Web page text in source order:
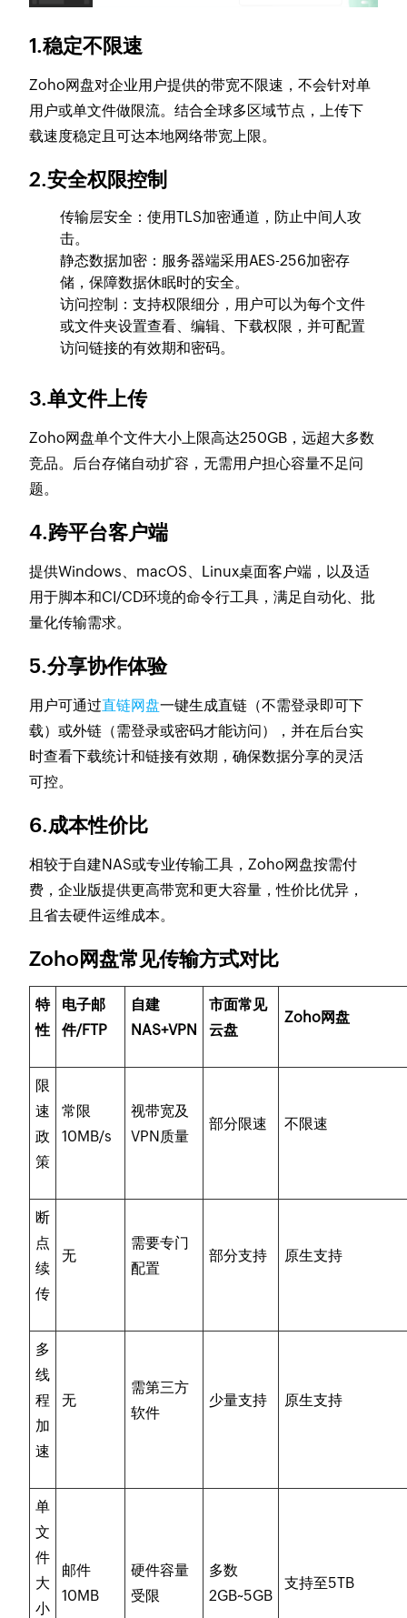
1.稳定不限速
Zoho网盘对企业用户提供的带宽不限速，不会针对单
用户或单文件做限流。结合全球多区域节点，上传下
载速度稳定且可达本地网络带宽上限。
2.安全权限控制
传输层安全：使用TLS加密通道，防止中间人攻
击。
静态数据加密：服务器端采用AES-256加密存
储，保障数据休眠时的安全。
访问控制：支持权限细分，用户可以为每个文件
或文件夹设置查看、编辑、下载权限，并可配置
访问链接的有效期和密码。
3.单文件上传
Zoho网盘单个文件大小上限高达250GB，远超大多数
竞品。后台存储自动扩容，无需用户担心容量不足问
题。
4.跨平台客户端
提供Windows、macOS、Linux桌面客户端，以及适
用于脚本和CI/CD环境的命令行工具，满足自动化、批
量化传输需求。
5.分享协作体验
用户可通过直链网盘一键生成直链（不需登录即可下
载）或外链（需登录或密码才能访问），并在后台实
时查看下载统计和链接有效期，确保数据分享的灵活
可控。
6.成本性价比
相较于自建NAS或专业传输工具，Zoho网盘按需付
费，企业版提供更高带宽和更大容量，性价比优异，
且省去硬件运维成本。
Zoho网盘常见传输方式对比
特
性
电子邮
件/FTP
自建
NAS+VPN
市面常见
云盘
Zoho网盘
限
速
政
策
常限
10MB/s
视带宽及
VPN质量
部分限速 不限速
断
点
续
传
无
需要专门
配置
部分支持 原生支持
多
线
程
加
速
无
需第三方
软件
少量支持 原生支持
单
文
件
大
小
邮件
10MB
硬件容量
受限
多数
2GB~5GB
支持至5TB